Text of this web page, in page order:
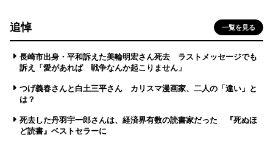
追悼 一覧を見る
長崎市出身・平和訴えた美輪明宏さん死去 ラストメッセージでも
訴え「愛があれば 戦争なんか起こりません」
つげ義春さんと白土三平さん カリスマ漫画家、二人の「違い」と
は？
死去した丹羽宇一郎さんは、経済界有数の読書家だった 『死ぬほ
ど読書』ベストセラーに